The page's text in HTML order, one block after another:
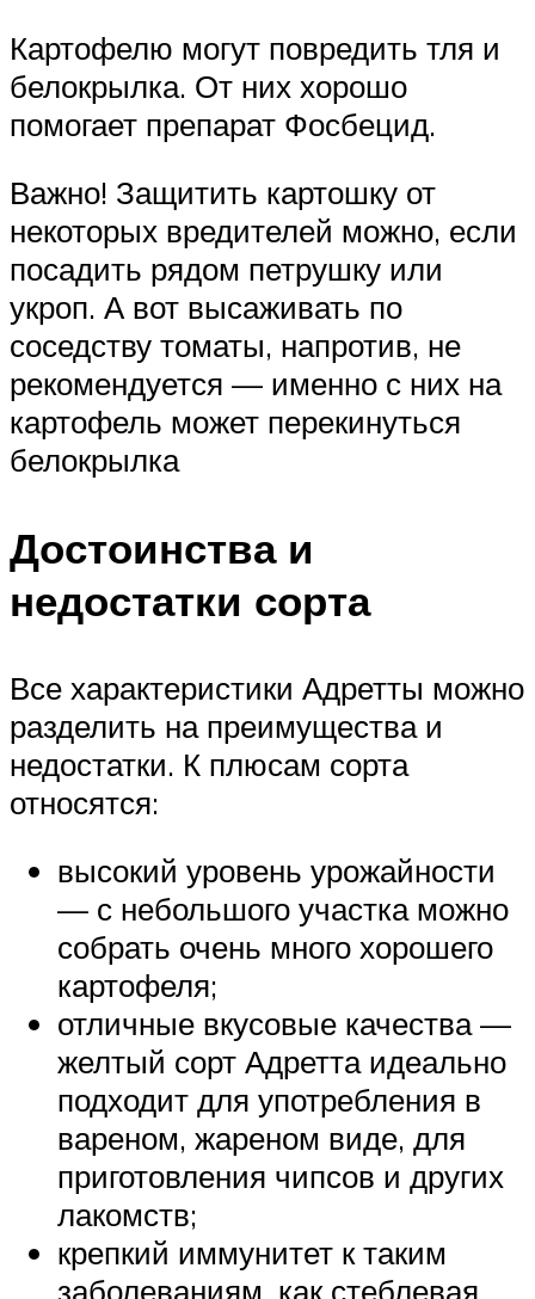
Картофелю могут повредить тля и
белокрылка. От них хорошо
помогает препарат Фосбецид.
Важно! Защитить картошку от
некоторых вредителей можно, если
посадить рядом петрушку или
укроп. А вот высаживать по
соседству томаты, напротив, не
рекомендуется — именно с них на
картофель может перекинуться
белокрылка
Достоинства и
недостатки сорта
Все характеристики Адретты можно
разделить на преимущества и
недостатки. К плюсам сорта
относятся:
высокий уровень урожайности
— с небольшого участка можно
собрать очень много хорошего
картофеля;
отличные вкусовые качества —
желтый сорт Адретта идеально
подходит для употребления в
вареном, жареном виде, для
приготовления чипсов и других
лакомств;
крепкий иммунитет к таким
заболеваниям, как стеблевая